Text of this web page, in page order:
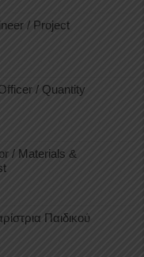
/ Project
/ Quantity
/ Materials &
Παιδικού